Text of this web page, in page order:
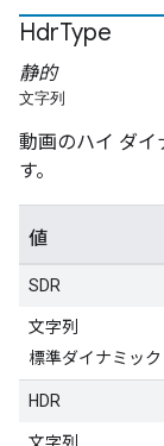
HdrType
静的
文字列
動画のハイ ダイ
す。
値
SDR
文字列
標準ダイナミック
HDR